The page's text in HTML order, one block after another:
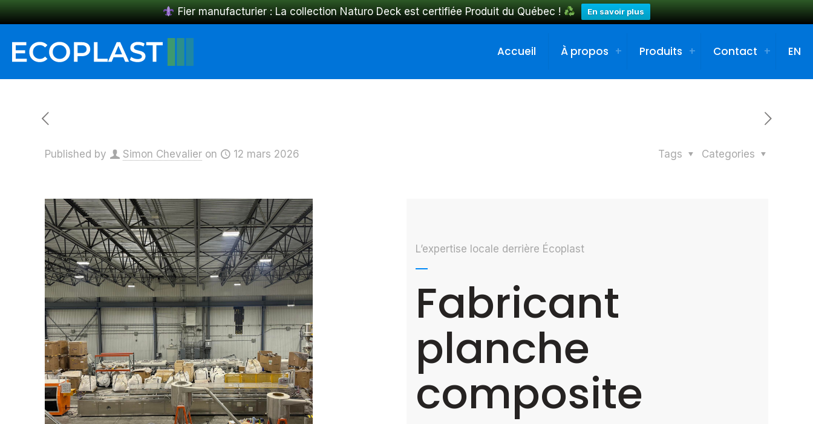
Fier manufacturier : La collection Naturo Deck est certifiée Produit du Québec ! En savoir plus
Accueil À propos Produits Contact EN
Published by Simon Chevalier on 12 mars 2026 Categories
Tags
L’expertise locale derrière Écoplast
Fabricant
planche
composite